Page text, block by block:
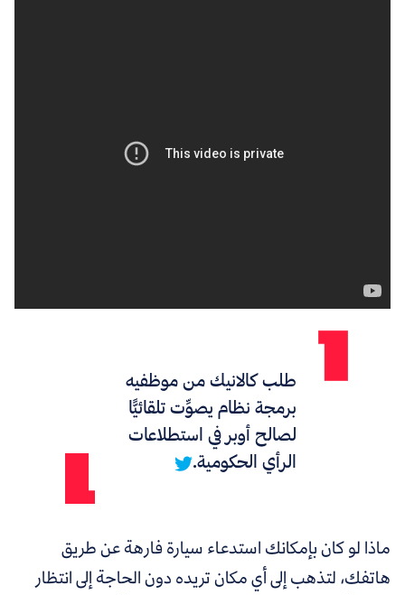
طلب كالانيك من موظفيه
برمجة نظام يصوِّت تلقائيًّا
لصالح أوبر في استطلاعات
الرأي الحكومية.
ماذا لو كان بإمكانك استدعاء سيارة فارهة عن طريق
هاتفك، لتذهب إلى أي مكان تريده دون الحاجة إلى انتظار